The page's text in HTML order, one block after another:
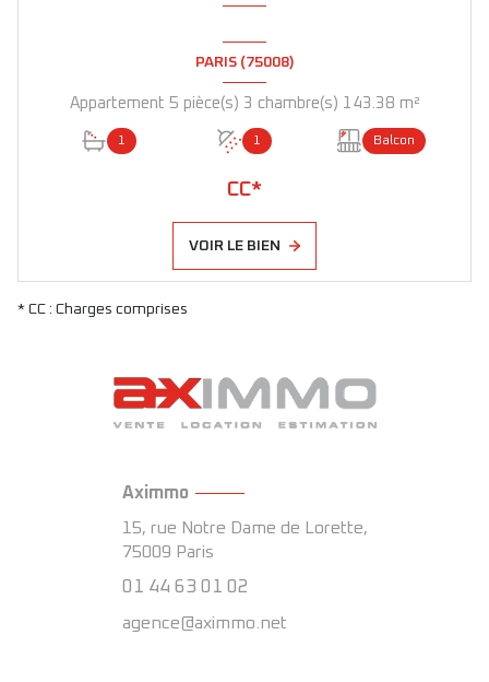
PARIS (75008)
Appartement 5 pièce(s) 3 chambre(s) 143.38 m²
1 1 Balcon
CC*
VOIR LE BIEN
* CC : Charges comprises
Aximmo
15, rue Notre Dame de Lorette,
75009 Paris
01 44 63 01 02
agence@aximmo.net